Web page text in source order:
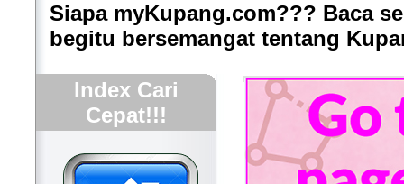
Siapa myKupang.com??? Baca
begitu bersemangat tentang
Index Cari
Cepat!!!